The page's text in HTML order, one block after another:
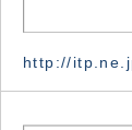
http://